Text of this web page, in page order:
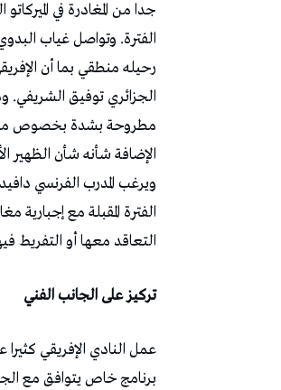
جدا من المغادرة في
الفترة. وتواصل غياب
رحيله منطقي بما أن
الجزائري توفيق الشريفي.
مطروحة بشدة بخصوص
الإضافة شأنه شأن الظهير
ويرغب المدرب الفرنسي
الفترة المقبلة مع
التعاقد معها أو التفريط
تركيز على الجانب الفني
عمل النادي الإفريقي كثيرا